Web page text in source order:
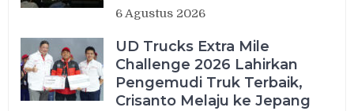
6 Agustus 2026
UD Trucks Extra Mile
Challenge 2026 Lahirkan
Pengemudi Truk Terbaik,
Crisanto Melaju ke Jepang